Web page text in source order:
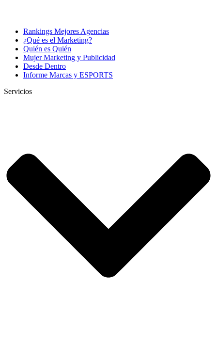
Rankings Mejores Agencias
¿Qué es el Marketing?
Quién es Quién
Mujer Marketing y Publicidad
Desde Dentro
Informe Marcas y ESPORTS
Servicios